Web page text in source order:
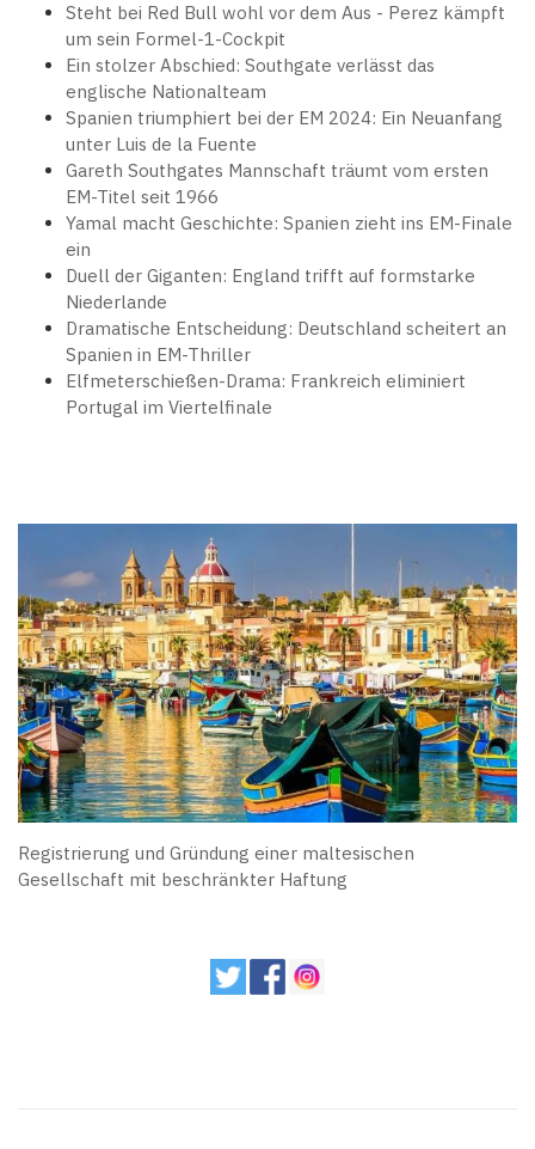
Steht bei Red Bull wohl vor dem Aus - Perez kämpft
um sein Formel-1-Cockpit
Ein stolzer Abschied: Southgate verlässt das
englische Nationalteam
Spanien triumphiert bei der EM 2024: Ein Neuanfang
unter Luis de la Fuente
Gareth Southgates Mannschaft träumt vom ersten
EM-Titel seit 1966
Yamal macht Geschichte: Spanien zieht ins EM-Finale
ein
Duell der Giganten: England trifft auf formstarke
Niederlande
Dramatische Entscheidung: Deutschland scheitert an
Spanien in EM-Thriller
Elfmeterschießen-Drama: Frankreich eliminiert
Portugal im Viertelfinale
Registrierung und Gründung einer maltesischen
Gesellschaft mit beschränkter Haftung